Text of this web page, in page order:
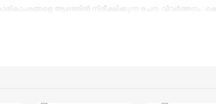
ആഴത്തിൽ നിരീക്ഷിക്കുന്ന രചന. വിവർത്തനം :